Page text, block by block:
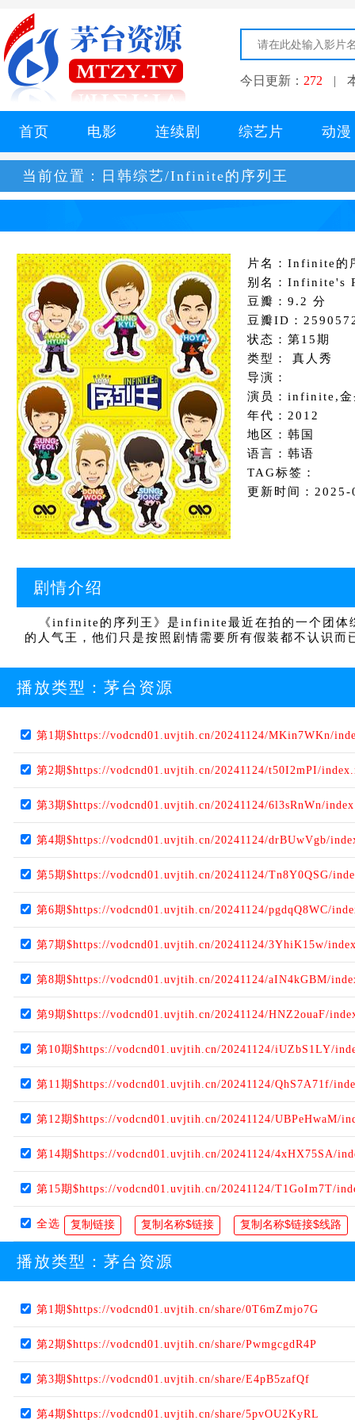
今日更新： 272 |
首页 电影 连续剧 综艺片 动漫
当前位置： 日韩综艺/Infinite的序列王
片名：Infinite的
别名：Infinite's
豆瓣：9.2 分
豆瓣ID：
状态：第15期
类型： 真人秀
导演：
演员：infinite,金
年代：2012
地区：韩国
语言：韩语
TAG标签：
更新时间：
剧情介绍
《infinite的序列王》是infinite最近在拍的一个团体
的人气王，他们只是按照剧情需要所有假装都不认识而
播放类型： 茅台资源
第1期$https://vodcnd01.uvjtih.cn/20241124/MKin7WKn/
第2期$https://vodcnd01.uvjtih.cn/20241124/t50I2mPI/
第3期$https://vodcnd01.uvjtih.cn/20241124/6l3sRnWn/
第4期$https://vodcnd01.uvjtih.cn/20241124/drBUwVgb/
第5期$https://vodcnd01.uvjtih.cn/20241124/Tn8Y0QSG/
第6期$https://vodcnd01.uvjtih.cn/20241124/pgdqQ8WC/
第7期$https://vodcnd01.uvjtih.cn/20241124/3YhiK15w/
第8期$https://vodcnd01.uvjtih.cn/20241124/aIN4kGBM/
第9期$https://vodcnd01.uvjtih.cn/20241124/HNZ2ouaF/
第10期$https://vodcnd01.uvjtih.cn/20241124/iUZbS1LY/
第11期$https://vodcnd01.uvjtih.cn/20241124/QhS7A71f/
第12期$https://vodcnd01.uvjtih.cn/20241124/UBPeHwaM/
第14期$https://vodcnd01.uvjtih.cn/20241124/4xHX75SA/
第15期$https://vodcnd01.uvjtih.cn/20241124/T1GoIm7T/
全选
播放类型： 茅台资源
第1期$https://vodcnd01.uvjtih.cn/share/0T6mZmjo7G
第2期$https://vodcnd01.uvjtih.cn/share/PwmgcgdR4P
第3期$https://vodcnd01.uvjtih.cn/share/E4pB5zafQf
第4期$https://vodcnd01.uvjtih.cn/share/5pvOU2KyRL